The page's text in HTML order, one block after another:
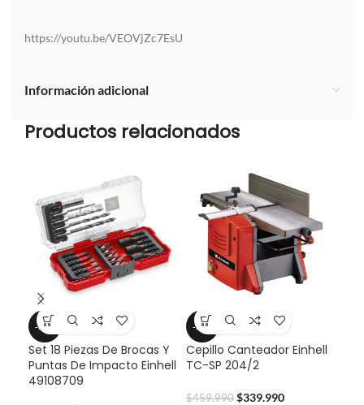
https://youtu.be/VEOVjZc7EsU
Información adicional
Productos relacionados
-24%
Set 18 Piezas De Brocas Y
Puntas De Impacto Einhell
49108709
-26%
Cepillo Canteador Einhell
TC-SP 204/2
$459.990 $339.990